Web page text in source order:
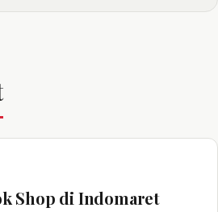
Shop di Indomaret